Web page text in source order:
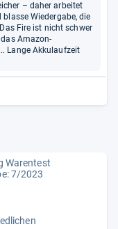
– daher arbeitet
Wiedergabe, die
Fire ist nicht schwer
Amazon-
Lange Akkulaufzeit
Warentest
7/2023